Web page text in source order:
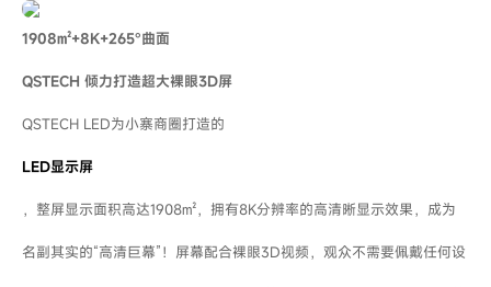
1908㎡+8K+265°曲面
QSTECH 倾力打造超大裸眼3D屏
QSTECH LED为小寨商圈打造的
LED显示屏
，整屏显示面积高达1908㎡，拥有8K分辨率的高清晰显示效果，成为
名副其实的“高清巨幕”！屏幕配合裸眼3D视频，观众不需要佩戴任何设